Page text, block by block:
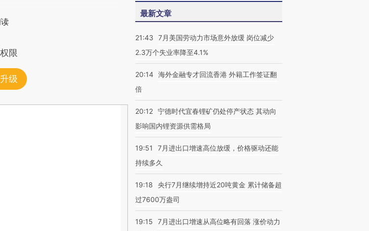
限
级
最新文章
21:43
7月美国劳动力市场意外放缓 岗位减少
2.3万个失业率降至4.1%
20:14 海外金融专才回流香港 外籍工作签证翻
倍
20:12 宁德时代宜春锂矿仍处停产状态 其动向
影响国内锂资源供需格局
19:51
7月进出口增速高位放缓，价格驱动还能
持续多久
19:18
央行7月继续增持近20吨黄金 累计储备超
过7600万盎司
19:15
7月进出口增速从高位略有回落 涨价动力